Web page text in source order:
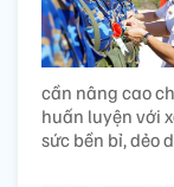
cần nâng cao
huấn luyện với
sức bền bỉ, dẻo